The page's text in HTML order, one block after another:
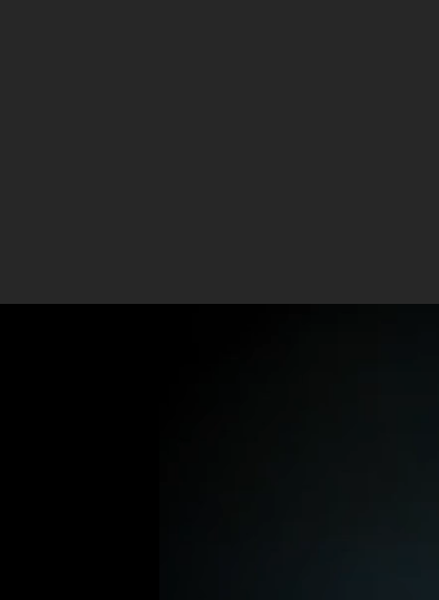
Bình hát live,
hát live, khán giả cứ ngỡ nghe ca sĩ Hàn Quốc